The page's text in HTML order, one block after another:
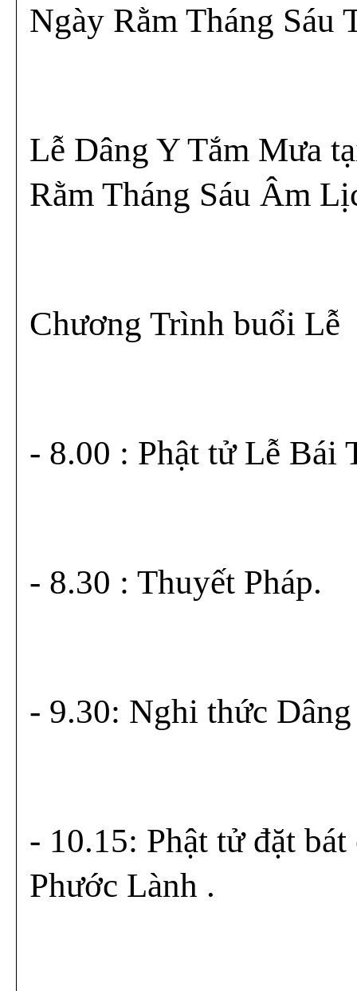
Ngày Rằm Tháng Sáu
Lễ Dâng Y Tắm Mưa
Rằm Tháng Sáu Âm
Chương Trình buổi Lễ
- 8.00 : Phật tử Lễ Bái
- 8.30 : Thuyết Pháp.
- 9.30: Nghi thức
- 10.15: Phật tử đặt
Phước Lành .